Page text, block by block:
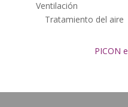
Ventilación
Tratamiento del aire
PICON